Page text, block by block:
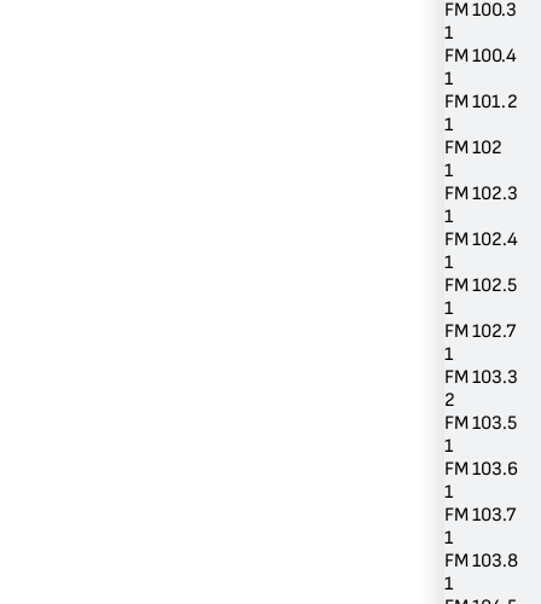
FM 100.3
1
FM 100.4
1
FM 101.2
1
FM 102
1
FM 102.3
1
FM 102.4
1
FM 102.5
1
FM 102.7
1
FM 103.3
2
FM 103.5
1
FM 103.6
1
FM 103.7
1
FM 103.8
1